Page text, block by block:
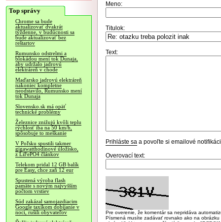
Top správy
Chrome sa bude
aktualizovať dvakrát
týždenne, v budúcnosti sa
bude aktualizovať bez
reštartov
Rumunsko odstrelmi a
blokádou mení tok Dunaja,
aby udržalo jadrovú
elektráreň v chode
Maďarsko jadrovú elektráreň
nakoniec kompletne
neodstavilo, Rumunsko mení
tok Dunaja
Slovensko.sk má opäť
technické problémy
Železnice znižujú kvôli teplu
rýchlosť iba na 50 km/h,
spôsobuje to meškanie
V Poľsku spustili takmer
gigawatthodinové úložisko,
z LiFePO4 článkov
Telekom pridal 12 GB balík
pre Easy, chce zaň 12 eur
Spustená výroba flash
pamäte s novým najvyšším
počtom vrstiev
Súd zakázal samojazdiacim
Google taxíkom dobíjanie v
noci, rušili obyvateľov
Meno:
Titulok:
Text:
Prihláste sa a povoľte si emailové
Overovací text:
Pre overenie, že komentár sa nepridáva
Písmená musíte zadávať rovnako ako na